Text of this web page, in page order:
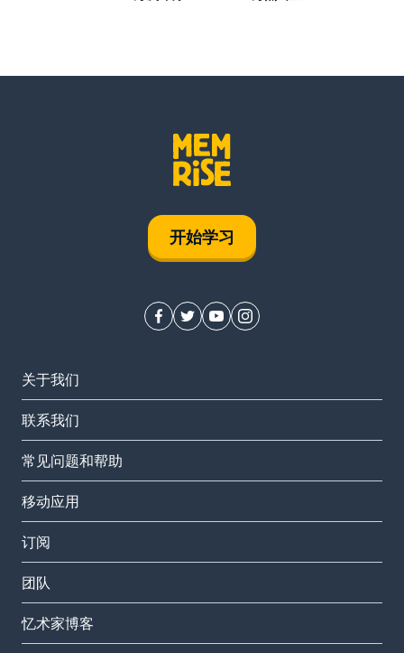
开始学习
关于我们
联系我们
常见问题和帮助
移动应用
订阅
团队
忆术家博客